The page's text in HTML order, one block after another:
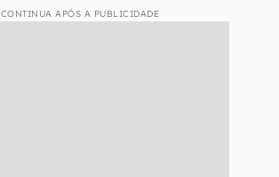
CONTINUA APÓS A PUBLICIDADE